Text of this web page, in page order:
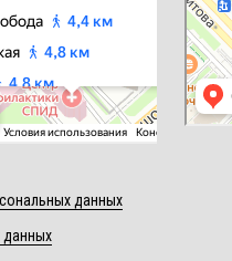
данных
данных